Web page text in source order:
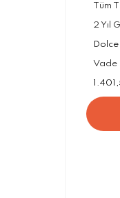
Tüm
2 Yıl
Vade